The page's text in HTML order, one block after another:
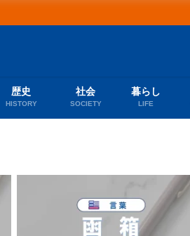
歴史
HISTORY
社会
SOCIETY
暮らし
LIFE